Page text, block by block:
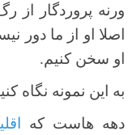
ورنه پروردگار از
اصلا او از ما دور
او سخن کنیم.
به این نمونه نگاه
دهه هاست که